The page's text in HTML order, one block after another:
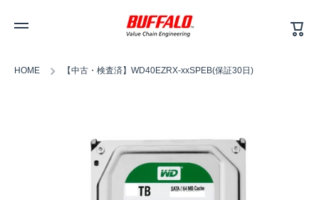
ー
ト
HOME 【中古・検査済】WD40EZRX-xxSPEB(保証30日)